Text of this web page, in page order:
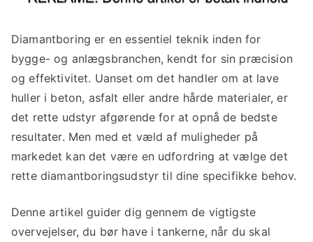
Diamantboring er en essentiel teknik inden for
bygge- og anlægsbranchen, kendt for sin præcision
og effektivitet. Uanset om det handler om at lave
huller i beton, asfalt eller andre hårde materialer, er
det rette udstyr afgørende for at opnå de bedste
resultater. Men med et væld af muligheder på
markedet kan det være en udfordring at vælge det
rette diamantboringsudstyr til dine specifikke behov.
Denne artikel guider dig gennem de vigtigste
overvejelser, du bør have i tankerne, når du skal